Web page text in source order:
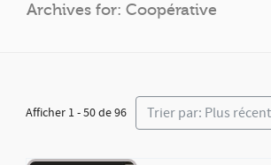
Archives for: Coopérative
Afficher 1 - 50 de 96 Trier par: Plus